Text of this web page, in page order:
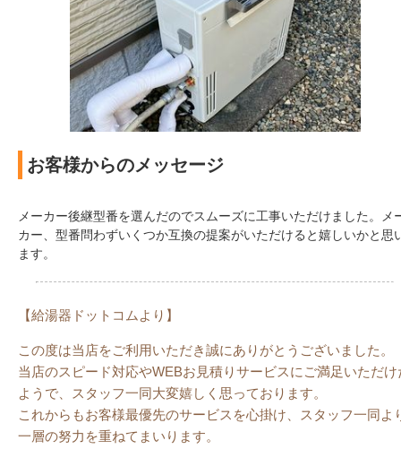
お客様からのメッセージ
メーカー後継型番を選んだのでスムーズに工事いただけました。メ
カー、型番問わずいくつか互換の提案がいただけると嬉しいかと思
ます。
【給湯器ドットコムより】
この度は当店をご利用いただき誠にありがとうございました。
当店のスピード対応やWEBお見積りサービスにご満足いただけ
ようで、スタッフ一同大変嬉しく思っております。
これからもお客様最優先のサービスを心掛け、スタッフ一同よ
一層の努力を重ねてまいります。